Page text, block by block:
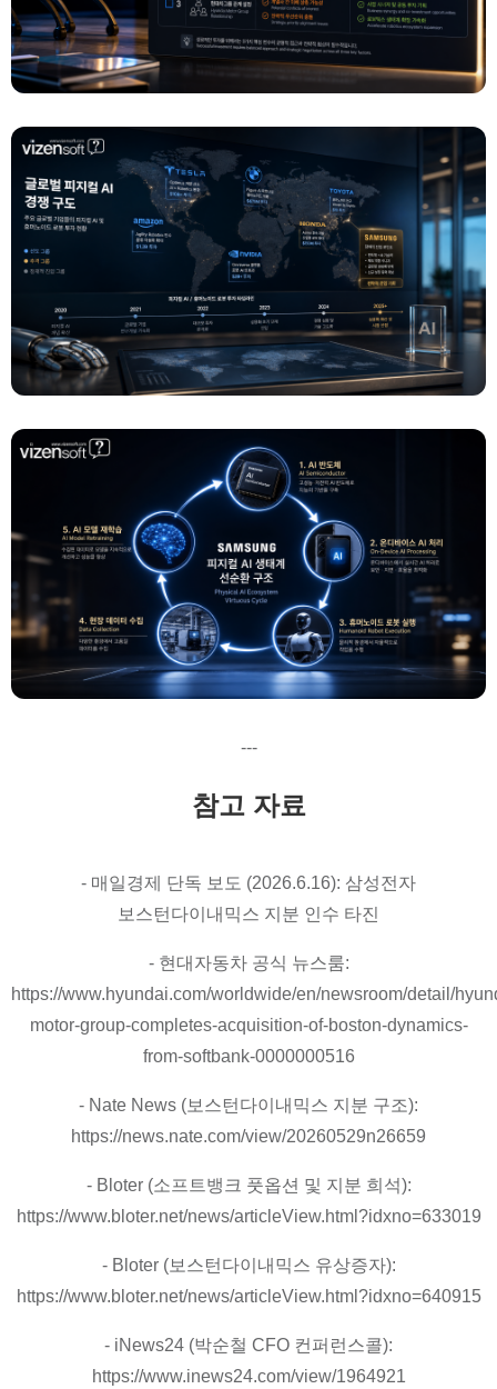
---
참고 자료
- 매일경제 단독 보도 (2026.6.16): 삼성전자
보스턴다이내믹스 지분 인수 타진
- 현대자동차 공식 뉴스룸:
https://www.hyundai.com/worldwide/en/newsroom/detail/
motor-group-completes-acquisition-of-boston-dynamics-
from-softbank-0000000516
- Nate News (보스턴다이내믹스 지분 구조):
https://news.nate.com/view/20260529n26659
- Bloter (소프트뱅크 풋옵션 및 지분 희석):
https://www.bloter.net/news/articleView.html?idxno=633019
- Bloter (보스턴다이내믹스 유상증자):
https://www.bloter.net/news/articleView.html?idxno=640915
- iNews24 (박순철 CFO 컨퍼런스콜):
https://www.inews24.com/view/1964921